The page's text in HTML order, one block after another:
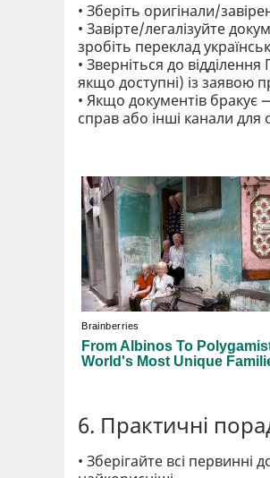
• Зберіть оригінали/
• Завірте/легалізуйте
зробіть переклад
• Зверніться до
якщо доступні) із заявою
• Якщо документів бракує
справ або інші канали для
6. Практичні
• Зберігайте всі